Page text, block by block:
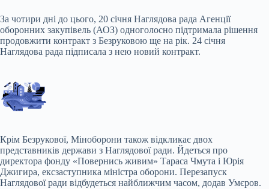
За чотири дні до цього, 20 січня Наглядова рада Агенції
оборонних закупівель (АОЗ) одноголосно підтримала рішення
продовжити контракт з Безруковою ще на рік. 24 січня
Наглядова рада підписала з нею новий контракт.
Крім Безрукової, Міноборони також відкликає двох
представників держави з Наглядової ради. Йдеться про
директора фонду «Повернись живим» Тараса Чмута і Юрія
Джигира, ексзаступника міністра оборони. Перезапуск
Наглядової ради відбудеться найближчим часом, додав Умєров.